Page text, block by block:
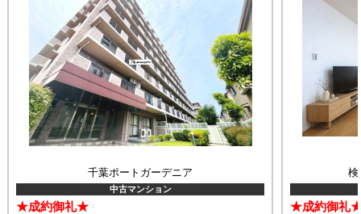
千葉ポートガーデニア
中古マンション
★成約御礼★
検
★成約御礼